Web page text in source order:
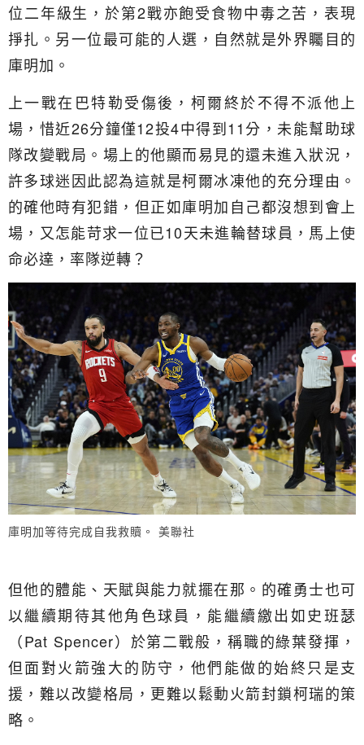
位二年級生，於第2戰亦飽受食物中毒之苦，表現
掙扎。另一位最可能的人選，自然就是外界矚目的
庫明加。
上一戰在巴特勒受傷後，柯爾終於不得不派他上
場，惜近26分鐘僅12投4中得到11分，未能幫助球
隊改變戰局。場上的他顯而易見的還未進入狀況，
許多球迷因此認為這就是柯爾冰凍他的充分理由。
的確他時有犯錯，但正如庫明加自己都沒想到會上
場，又怎能苛求一位已10天未進輪替球員，馬上使
命必達，率隊逆轉？
庫明加等待完成自我救贖。 美聯社
但他的體能、天賦與能力就擺在那。的確勇士也可
以繼續期待其他角色球員，能繼續繳出如史班瑟
（Pat Spencer）於第二戰般，稱職的綠葉發揮，
但面對火箭強大的防守，他們能做的始終只是支
援，難以改變格局，更難以鬆動火箭封鎖柯瑞的策
略。